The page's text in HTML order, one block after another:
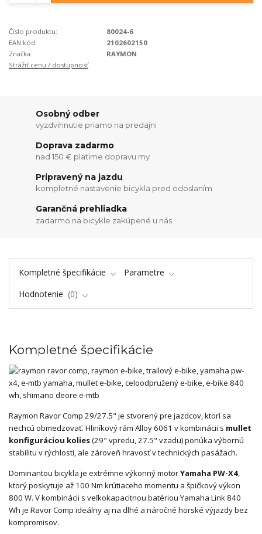
Číslo produktu:
80024-6
EAN kód:
2102602150
Značka:
RAYMON
Strážiť cenu / dostupnosť
Osobný odber
vyzdvihnutie priamo na predajni
Doprava zadarmo
nad 150 € platíme dopravu my
Pripravený na jazdu
kompletné nastavenie bicykla pred odoslaním
Garančná prehliadka
zadarmo na bicykle zakúpené u nás
Kompletné špecifikácie
Parametre
Hodnotenie
0
Kompletné špecifikácie
Raymon Ravor Comp 29/27.5" je stvorený pre jazdcov, ktorí sa
nechcú obmedzovať. Hliníkový rám Alloy 6061 v kombinácii s mullet
konfiguráciou kolies(29" vpredu, 27.5" vzadu) ponúka výbornú
stabilitu v rýchlosti, ale zároveň hravosť v technických pasážach.
Dominantou bicykla je extrémne výkonný motorYamaha PW-X4,
ktorý poskytuje až 100 Nm krútiaceho momentu a špičkový výkon
800 W. V kombinácii s veľkokapacitnou batériou Yamaha Link 840
Wh je Ravor Comp ideálny aj na dlhé a náročné horské výjazdy bez
kompromisov.